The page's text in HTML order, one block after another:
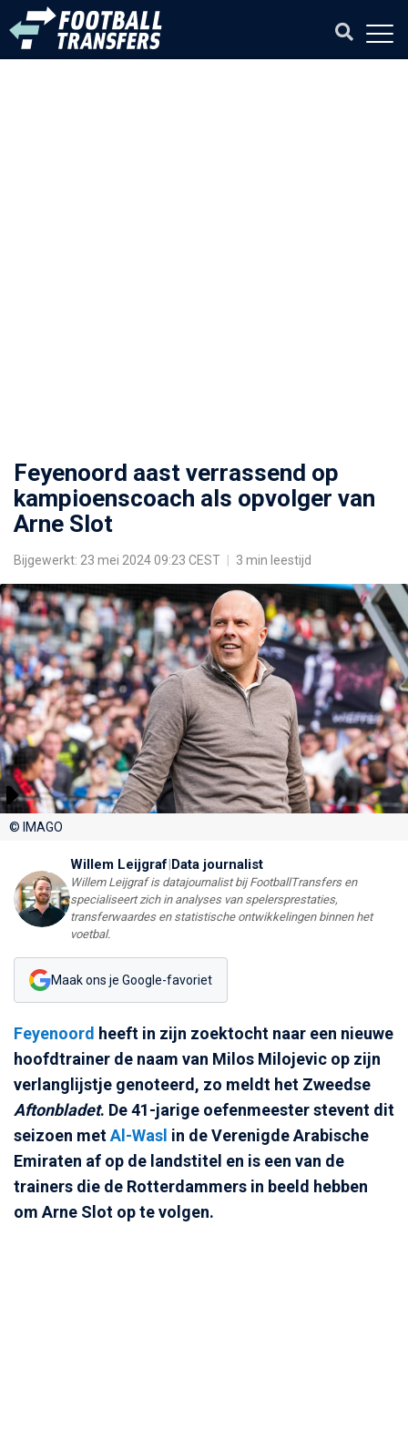
Feyenoord aast verrassend op
kampioenscoach als opvolger van
Arne Slot
Bijgewerkt: 23 mei 2024 09:23 CEST 3 min leestijd
© IMAGO
Willem Leijgraf|Data journalist
Willem Leijgraf is datajournalist bij FootballTransfers en
specialiseert zich in analyses van spelersprestaties,
transferwaardes en statistische ontwikkelingen binnen het
voetbal.
Maak ons je Google-favoriet
Feyenoord heeft in zijn zoektocht naar een nieuwe
hoofdtrainer de naam van Milos Milojevic op zijn
verlanglijstje genoteerd, zo meldt het Zweedse
Aftonbladet. De 41-jarige oefenmeester stevent dit
seizoen metAl-Wasl in de Verenigde Arabische
Emiraten af op de landstitel en is een van de
trainers die de Rotterdammers in beeld hebben
om Arne Slot op te volgen.